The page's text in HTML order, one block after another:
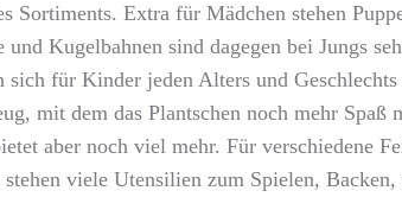
Sortiments. Extra für Mädchen stehen
und Kugelbahnen sind dagegen bei Jungs
sich für Kinder jeden Alters und
mit dem das Plantschen noch mehr
aber noch viel mehr. Für verschiedene
stehen viele Utensilien zum Spielen,